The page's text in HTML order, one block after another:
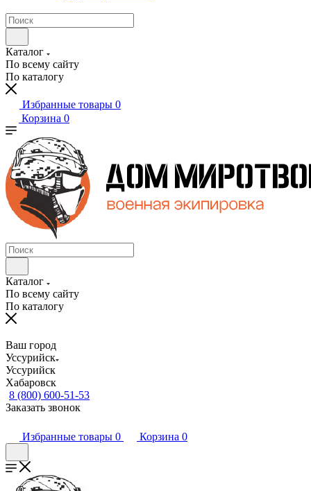
Каталог
По всему сайту
По каталогу
Избранные товары 0
Корзина 0
Каталог
По всему сайту
По каталогу
Ваш город
Уссурийск
Уссурийск
Хабаровск
8 (800) 600-51-53
Заказать звонок
Избранные товары 0 Корзина 0